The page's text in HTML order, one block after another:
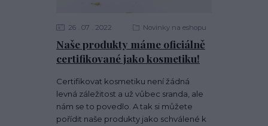
Naše produkty máme oficiálně
certifikované jako kosmetiku!
26 07 2022 Novinky na eshopu
Certifikovat kosmetiku není žádná
levná záležitost a už vůbec sranda, ale
nám se to povedlo. A tak si můžete
pořídit naše produkty jako schválené k